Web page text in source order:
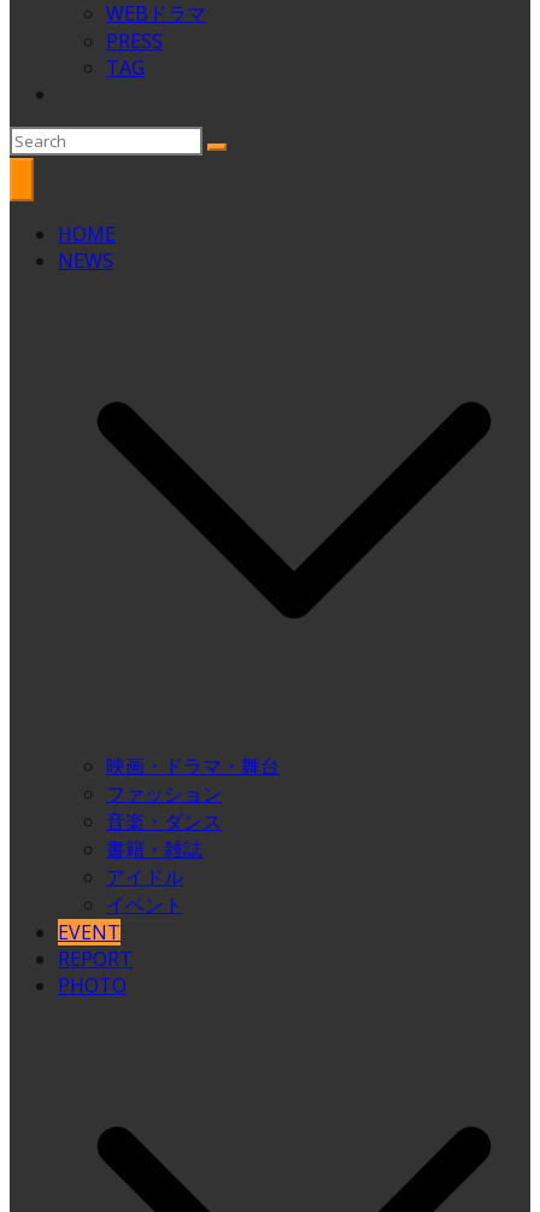
WEBドラマ
PRESS
TAG
HOME
NEWS
映画・ドラマ・舞台
ファッション
音楽・ダンス
書籍・雑誌
アイドル
イベント
EVENT
REPORT
PHOTO